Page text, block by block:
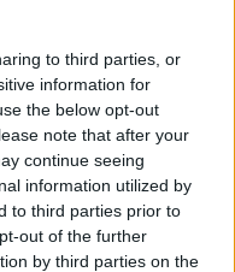
to third parties, or
information for
the below opt-out
note that after your
continue seeing
information utilized by
to third parties prior to
out of the further
by third parties on the